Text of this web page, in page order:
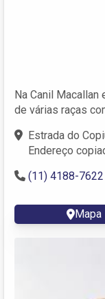
Na Canil Macallan
de várias raças
Estrada do
Endereço
(11) 4188-7622
Mapa